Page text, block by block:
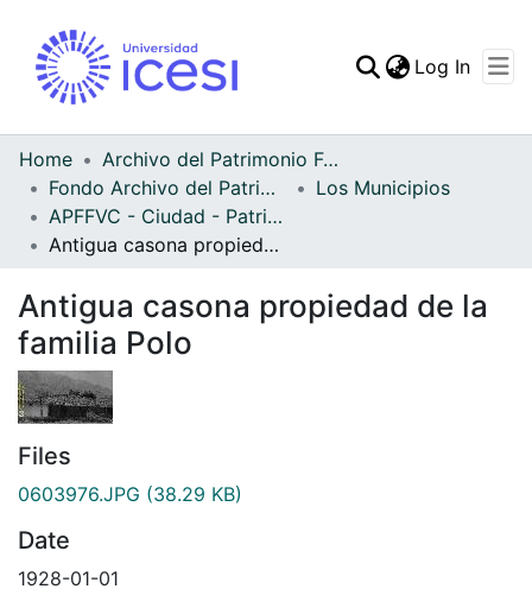
Statistics
Log In
Home
Archivo del Patrimonio Fotográfico y Fílmico del Valle del Cauca
Fondo Archivo del Patrimonio Fotográfico y Fílmico del Valle del Cauca
Los Municipios
APFFVC - Ciudad - Patrimonial
Antigua casona propiedad de la familia Polo
Antigua casona propiedad de la
familia Polo
Files
0603976.JPG (38.29 KB)
Date
1928-01-01